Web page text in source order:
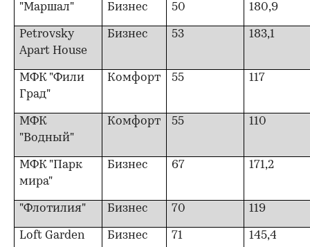
"Маршал" Бизнес 50 180,9
Petrovsky
Apart House
Бизнес 53 183,1
МФК "Фили
Град"
Комфорт 55 117
МФК
"Водный"
Комфорт 55 110
МФК "Парк
мира"
Бизнес 67 171,2
"Флотилия" Бизнес 70 119
Loft Garden Бизнес 71 145,4